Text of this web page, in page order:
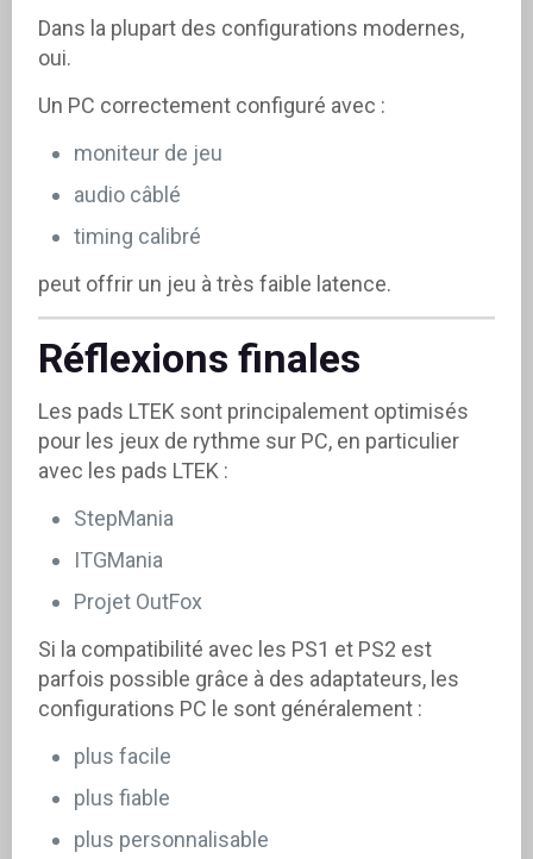
Dans la plupart des configurations modernes,
oui.
Un PC correctement configuré avec :
moniteur de jeu
audio câblé
timing calibré
peut offrir un jeu à très faible latence.
Réflexions finales
Les pads LTEK sont principalement optimisés
pour les jeux de rythme sur PC, en particulier
avec les pads LTEK :
StepMania
ITGMania
Projet OutFox
Si la compatibilité avec les PS1 et PS2 est
parfois possible grâce à des adaptateurs, les
configurations PC le sont généralement :
plus facile
plus fiable
plus personnalisable